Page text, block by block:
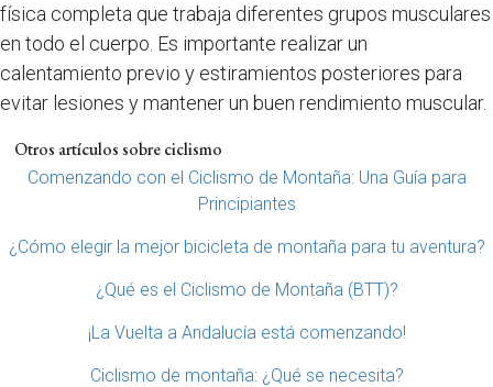
física completa que trabaja diferentes grupos musculares
en todo el cuerpo. Es importante realizar un
calentamiento previo y estiramientos posteriores para
evitar lesiones y mantener un buen rendimiento muscular.
Otros artículos sobre ciclismo
Comenzando con el Ciclismo de Montaña: Una Guía para
Principiantes
¿Cómo elegir la mejor bicicleta de montaña para tu aventura?
¿Qué es el Ciclismo de Montaña (BTT)?
¡La Vuelta a Andalucía está comenzando!
Ciclismo de montaña: ¿Qué se necesita?